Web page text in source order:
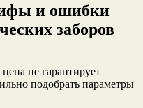
и ошибки
заборов
не гарантирует
подобрать параметры